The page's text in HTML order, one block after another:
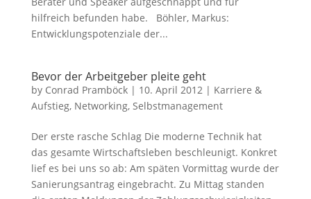
hilfreich befunden habe. Böhler, Markus:
Entwicklungspotenziale der...
Bevor der Arbeitgeber pleite geht
by Conrad Pramböck| 10. April 2012| Karriere &
Aufstieg, Networking, Selbstmanagement
Der erste rasche Schlag Die moderne Technik hat
das gesamte Wirtschaftsleben beschleunigt. Konkret
lief es bei uns so ab: Am späten Vormittag wurde der
Sanierungsantrag eingebracht. Zu Mittag standen